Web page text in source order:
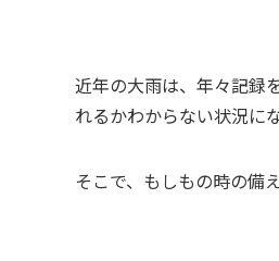
近年の大雨は、年々記録
れるかわからない状況に
そこで、もしもの時の備